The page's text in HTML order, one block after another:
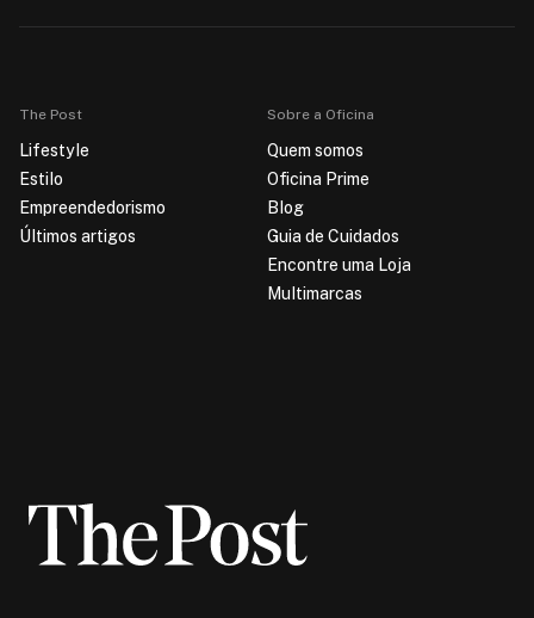
The Post
Lifestyle
Estilo
Empreendedorismo
Últimos artigos
Sobre a Oficina
Quem somos
Oficina Prime
Blog
Guia de Cuidados
Encontre uma Loja
Multimarcas